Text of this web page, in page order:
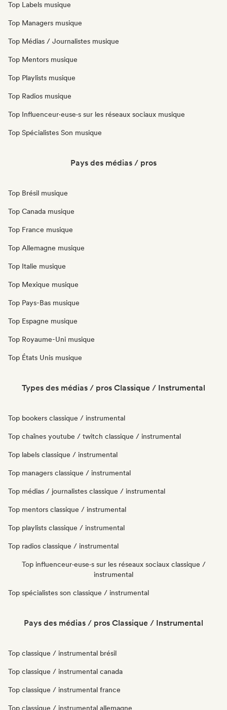
Top Labels musique
Top Managers musique
Top Médias / Journalistes musique
Top Mentors musique
Top Playlists musique
Top Radios musique
Top Influenceur·euse·s sur les réseaux sociaux musique
Top Spécialistes Son musique
Pays des médias / pros
Top Brésil musique
Top Canada musique
Top France musique
Top Allemagne musique
Top Italie musique
Top Mexique musique
Top Pays-Bas musique
Top Espagne musique
Top Royaume-Uni musique
Top États Unis musique
Types des médias / pros Classique / Instrumental
Top bookers classique / instrumental
Top chaînes youtube / twitch classique / instrumental
Top labels classique / instrumental
Top managers classique / instrumental
Top médias / journalistes classique / instrumental
Top mentors classique / instrumental
Top playlists classique / instrumental
Top radios classique / instrumental
Top influenceur·euse·s sur les réseaux sociaux classique /
instrumental
Top spécialistes son classique / instrumental
Pays des médias / pros Classique / Instrumental
Top classique / instrumental brésil
Top classique / instrumental canada
Top classique / instrumental france
Top classique / instrumental allemagne